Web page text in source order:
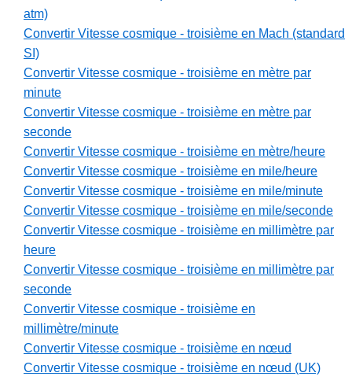
atm)
Convertir Vitesse cosmique - troisième en Mach (standard
SI)
Convertir Vitesse cosmique - troisième en mètre par
minute
Convertir Vitesse cosmique - troisième en mètre par
seconde
Convertir Vitesse cosmique - troisième en mètre/heure
Convertir Vitesse cosmique - troisième en mile/heure
Convertir Vitesse cosmique - troisième en mile/minute
Convertir Vitesse cosmique - troisième en mile/seconde
Convertir Vitesse cosmique - troisième en millimètre par
heure
Convertir Vitesse cosmique - troisième en millimètre par
seconde
Convertir Vitesse cosmique - troisième en
millimètre/minute
Convertir Vitesse cosmique - troisième en nœud
Convertir Vitesse cosmique - troisième en nœud (UK)